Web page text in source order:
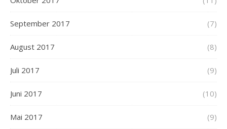
September 2017 (7)
August 2017 (8)
Juli 2017 (9)
Juni 2017 (10)
Mai 2017 (9)